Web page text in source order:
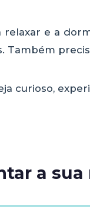
relaxar e a
Também
curioso,
a